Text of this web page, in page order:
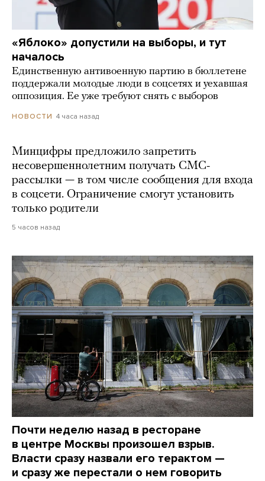
«Яблоко» допустили на выборы, и тут
началось
Единственную антивоенную партию в бюллетене
поддержали молодые люди в соцсетях и уехавшая
оппозиция. Ее уже требуют снять с выборов
НОВОСТИ 4 часа назад
Минцифры предложило запретить
несовершеннолетним получать СМС-
рассылки — в том числе сообщения для входа
в соцсети. Ограничение смогут установить
только родители
5 часов назад
Почти неделю назад в ресторане
в центре Москвы произошел взрыв.
Власти сразу назвали его терактом —
и сразу же перестали о нем говорить